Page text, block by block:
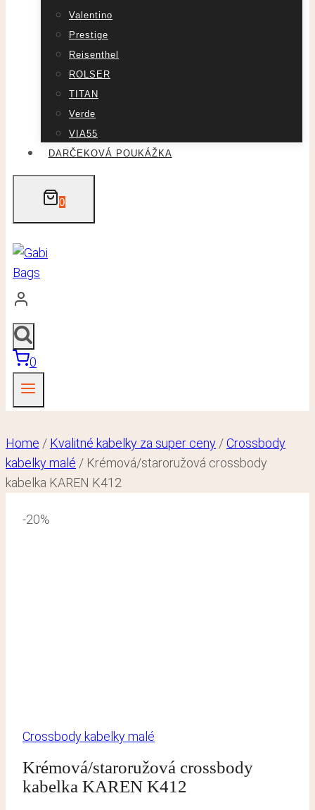
Valentino
Prestige
Reisenthel
ROLSER
TITAN
Verde
VIA55
DARČEKOVÁ POUKÁŽKA
0
0
Home / Kvalitné kabelky za super ceny /Crossbody
kabelky malé / Krémová/staroružová crossbody
kabelka KAREN K412
-20%
Crossbody kabelky malé
Krémová/staroružová crossbody
kabelka KAREN K412